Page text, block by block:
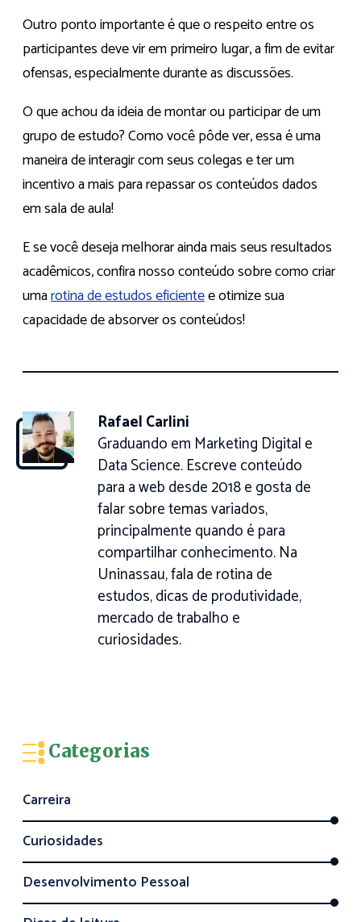
Outro ponto importante é que o respeito entre os
participantes deve vir em primeiro lugar, a fim de evitar
ofensas, especialmente durante as discussões.
O que achou da ideia de montar ou participar de um
grupo de estudo? Como você pôde ver, essa é uma
maneira de interagir com seus colegas e ter um
incentivo a mais para repassar os conteúdos dados
em sala de aula!
E se você deseja melhorar ainda mais seus resultados
acadêmicos, confira nosso conteúdo sobre como criar
umarotina de estudos eficientee otimize sua
capacidade de absorver os conteúdos!
Rafael Carlini
Graduando em Marketing Digital e
Data Science. Escreve conteúdo
para a web desde 2018 e gosta de
falar sobre temas variados,
principalmente quando é para
compartilhar conhecimento. Na
Uninassau, fala de rotina de
estudos, dicas de produtividade,
mercado de trabalho e
curiosidades.
Categorias
Carreira
Curiosidades
Desenvolvimento Pessoal